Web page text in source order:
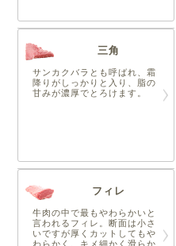
三角
サンカクバラとも呼ばれ、霜
降りがしっかりと入り、脂の
甘みが濃厚でとろけます。
フィレ
牛肉の中で最もやわらかいと
言われるフィレ。断面は小さ
いですが厚くカットしてもや
わらかく、キメ細かく滑らか